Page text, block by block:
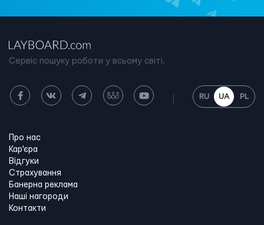
Сервіс пошуку роботи у всьому світі.
RU UA PL
Про нас
Кар'єра
Відгуки
Страхування
Банерна реклама
Наші нагороди
Контакти